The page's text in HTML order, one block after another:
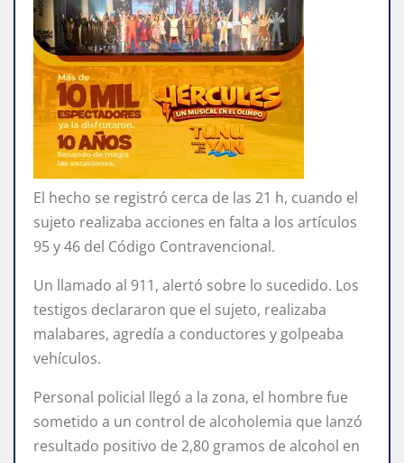
El hecho se registró cerca de las 21 h, cuando el
sujeto realizaba acciones en falta a los artículos
95 y 46 del Código Contravencional.
Un llamado al 911, alertó sobre lo sucedido. Los
testigos declararon que el sujeto, realizaba
malabares, agredía a conductores y golpeaba
vehículos.
Personal policial llegó a la zona, el hombre fue
sometido a un control de alcoholemia que lanzó
resultado positivo de 2,80 gramos de alcohol en